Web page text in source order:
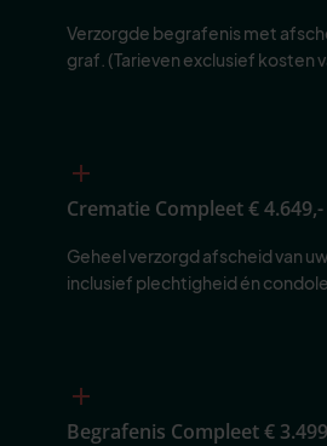
Verzorgde begrafenis met
graf. (Tarieven exclusief kosten
Crematie Compleet€ 4.649,-
Geheel verzorgd afscheid van
inclusief plechtigheid én
Begrafenis Compleet€